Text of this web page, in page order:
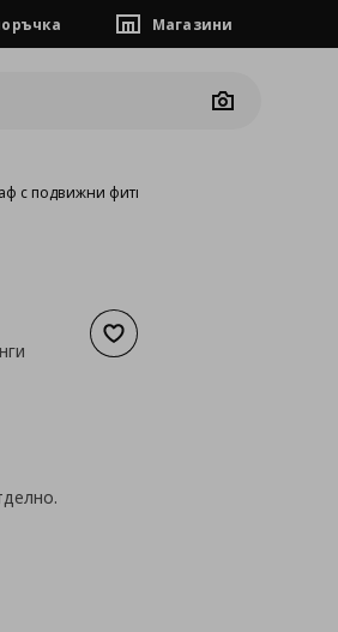
Магазини
Camera
с подвижни фитинги
Добави към списъка с